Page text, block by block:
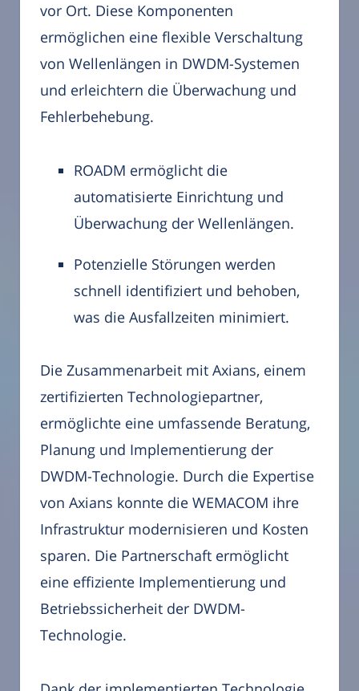
vor Ort. Diese Komponenten
ermöglichen eine flexible Verschaltung
von Wellenlängen in DWDM-Systemen
und erleichtern die Überwachung und
Fehlerbehebung.
ROADM ermöglicht die
automatisierte Einrichtung und
Überwachung der Wellenlängen.
Potenzielle Störungen werden
schnell identifiziert und behoben,
was die Ausfallzeiten minimiert.
Die Zusammenarbeit mit Axians, einem
zertifizierten Technologiepartner,
ermöglichte eine umfassende Beratung,
Planung und Implementierung der
DWDM-Technologie. Durch die Expertise
von Axians konnte die WEMACOM ihre
Infrastruktur modernisieren und Kosten
sparen. Die Partnerschaft ermöglicht
eine effiziente Implementierung und
Betriebssicherheit der DWDM-
Technologie.